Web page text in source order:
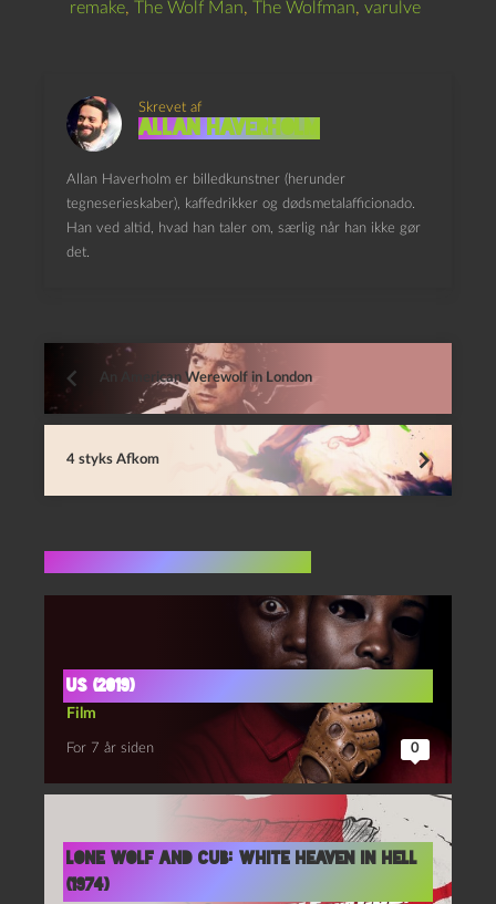
remake, The Wolf Man, The Wolfman, varulve
Skrevet af
Allan Haverholm
Allan Haverholm er billedkunstner (herunder
tegneserieskaber), kaffedrikker og dødsmetalafficionado.
Han ved altid, hvad han taler om, særlig når han ikke gør
det.
An American Werewolf in London
4 styks Afkom
US (2019)
Film
For 7 år siden 0
Lone wolf and cub: White heaven in hell
(1974)